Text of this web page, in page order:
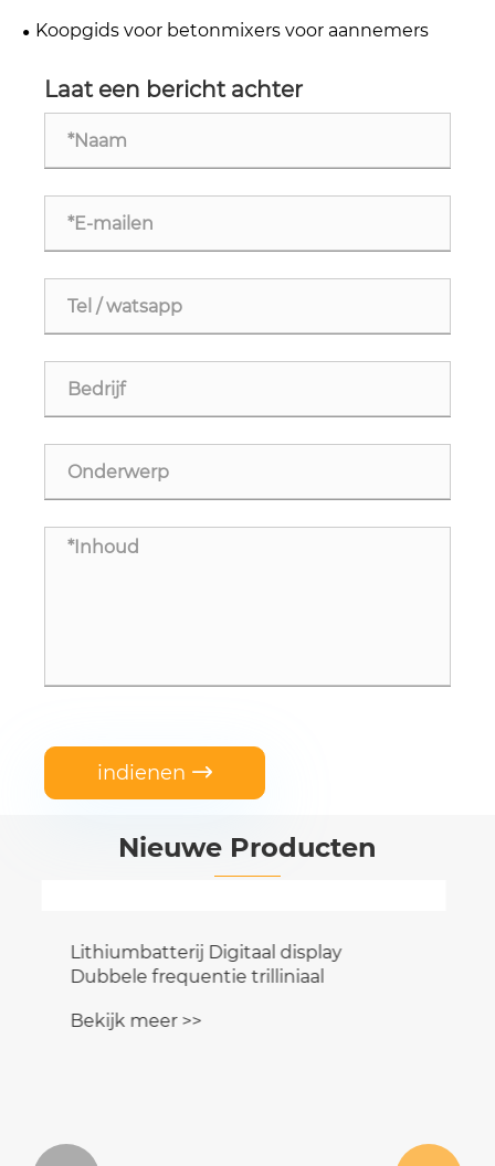
afwerken van betonnen vloeren
Koopgids voor betonmixers voor aannemers
Laat een bericht achter
indienen 
Nieuwe Producten
Lithiumbatterij Digitaal display
Dubbele frequentie trilliniaal
Bekijk meer >>